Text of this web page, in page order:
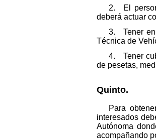
2. El
deberá actuar
3. Tener en
Técnica de
4. Tener
de pesetas,
Quinto.
Para
interesados
Autónoma
acompañando